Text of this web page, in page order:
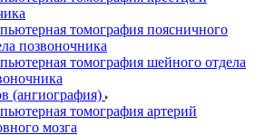
томография поясничного
позвоночника
томография шейного отдела
(ангиография)
томография артерий
мозга